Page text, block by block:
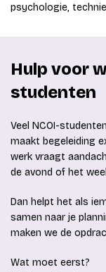
psychologie,
Hulp voor
studenten
Veel NCOI-
maakt begeleiding
werk vraagt
de avond of het
Dan helpt het als
samen naar je
maken we de
Wat moet eerst?